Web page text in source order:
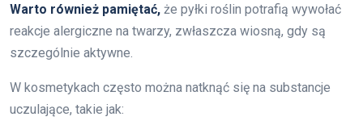
Warto również pamiętać, że pyłki roślin potrafią wywołać
reakcje alergiczne na twarzy, zwłaszcza wiosną, gdy są
szczególnie aktywne.
W kosmetykach często można natknąć się na substancje
uczulające, takie jak: